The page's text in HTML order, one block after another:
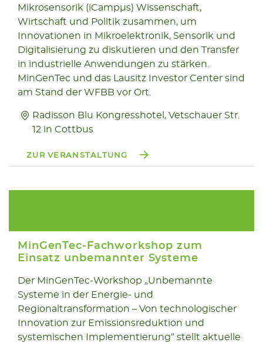
Mikrosensorik (iCampµs) Wissenschaft,
Wirtschaft und Politik zusammen, um
Innovationen in Mikroelektronik, Sensorik und
Digitalisierung zu diskutieren und den Transfer
in industrielle Anwendungen zu stärken.
MinGenTec und das Lausitz Investor Center sind
am Stand der WFBB vor Ort.
Radisson Blu Kongresshotel, Vetschauer Str.
12 in Cottbus
ZUR VERANSTALTUNG
2026
MinGenTec-Fachworkshop zum
Einsatz unbemannter Systeme
Der MinGenTec-Workshop „Unbemannte
Systeme in der Energie- und
Regionaltransformation – Von technologischer
Innovation zur Emissionsreduktion und
systemischen Implementierung“ stellt aktuelle